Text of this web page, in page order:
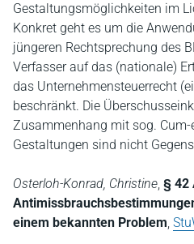
Gestaltungsmöglichkeiten im
Konkret geht es um die
jüngeren Rechtsprechung des
Verfasser auf das (nationale)
das Unternehmensteuerrecht
beschränkt. Die
Zusammenhang mit sog.
Gestaltungen sind nicht
Osterloh-Konrad, Christine, § 42
einem bekannten Problem,